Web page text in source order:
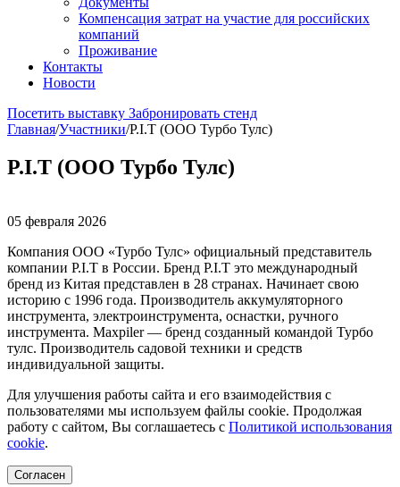
Компенсация затрат на участие для российских
компаний
Проживание
Контакты
Новости
Посетить выставку Забронировать стенд
Главная/Участники/P.I.T (ООО Турбо Тулс)
P.I.T (ООО Турбо Тулс)
05 февраля 2026
Компания ООО «Турбо Тулс» официальный представитель
компании P.I.T в России. Бренд P.I.T это международный
бренд из Китая представлен в 28 странах. Начинает свою
историю с 1996 года. Производитель аккумуляторного
инструмента, электроинструмента, оснастки, ручного
инструмента. Maxpiler — бренд созданный командой Турбо
тулс. Производитель садовой техники и средств
индивидуальной защиты.
Для улучшения работы сайта и его взаимодействия с
пользователями мы используем файлы cookie. Продолжая
работу с сайтом, Вы соглашаетесь с Политикой использования
cookie.
Согласен